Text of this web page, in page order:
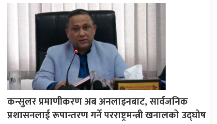
कन्सुलर प्रमाणीकरण अब अनलाइनबाट, सार्वजनिक
प्रशासनलाई रूपान्तरण गर्ने परराष्ट्रमन्त्री खनालको उद्घोष